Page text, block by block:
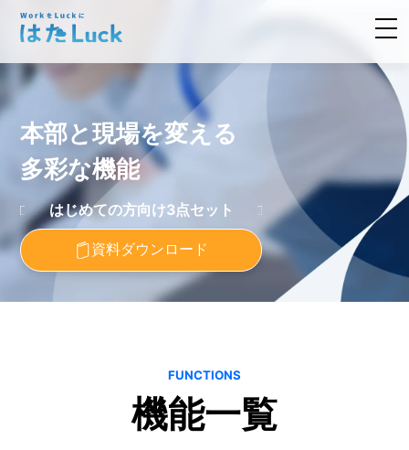
本部と現場を変える
多彩な機能
はじめての方向け3点セット
資料ダウンロード
FUNCTIONS
機能一覧